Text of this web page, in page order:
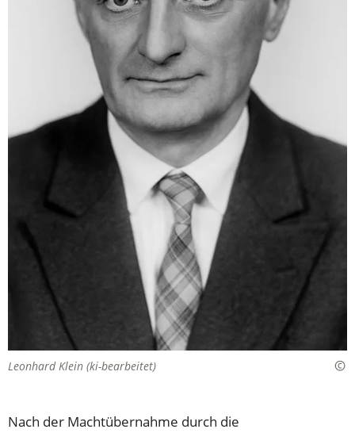
Leonhard Klein (ki-bearbeitet)
Nach der Machtübernahme durch die